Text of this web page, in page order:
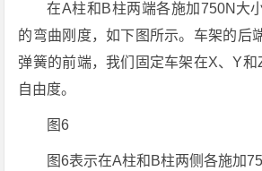
在A柱和B柱两端各施加750N大
的弯曲刚度，如下图所示。车架的后
弹簧的前端，我们固定车架在X、Y
自由度。
图6
图6表示在A柱和B柱两侧各施加